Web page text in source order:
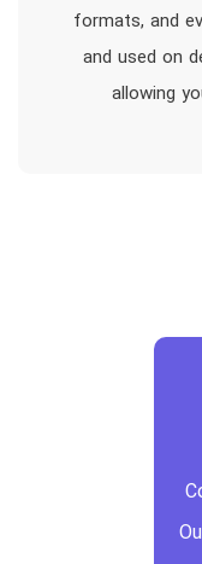
formats, and
and used on
allowing